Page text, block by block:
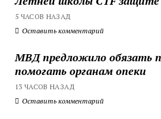
5 ЧАСОВ НАЗАД
Оставить комментарий
МВД предложило обязать
помогать органам опеки
13 ЧАСОВ НАЗАД
Оставить комментарий